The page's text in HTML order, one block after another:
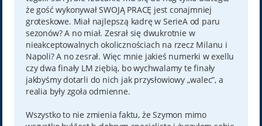
że gość wykonywał SWOJĄ PRACĘ jest conajmniej
groteskowe. Miał najlepszą kadrę w SerieA od paru
sezonów? A no miał. Zesrał się dwukrotnie w
nieakceptowalnych okolicznościach na rzecz Milanu i
Napoli? A no zesrał. Więc mnie jakieś numerki w exellu
czy dwa finały LM ziębią, bo wychwalamy te finały
jakbyśmy dotarli do nich jak przysłowiowy „walec”, a
realia były zgoła odmienne.
Wszystko to nie zmienia faktu, że Szymon mimo